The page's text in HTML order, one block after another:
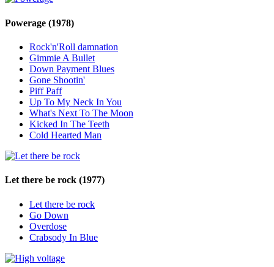
Powerage (1978)
Rock'n'Roll damnation
Gimmie A Bullet
Down Payment Blues
Gone Shootin'
Piff Paff
Up To My Neck In You
What's Next To The Moon
Kicked In The Teeth
Cold Hearted Man
Let there be rock (1977)
Let there be rock
Go Down
Overdose
Crabsody In Blue